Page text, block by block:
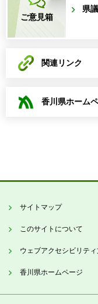
ご意見箱
県
関連リンク
香川県ホーム
サイトマップ
このサイトについて
ウェブアクセシビリテ
香川県ホームページ